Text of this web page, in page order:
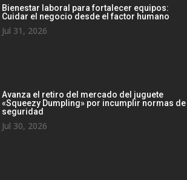
Bienestar laboral para fortalecer equipos:
Cuidar el negocio desde el factor humano
Jul 31, 2026
Avanza el retiro del mercado del juguete
«Squeezy Dumpling» por incumplir normas de
seguridad
Jul 30, 2026